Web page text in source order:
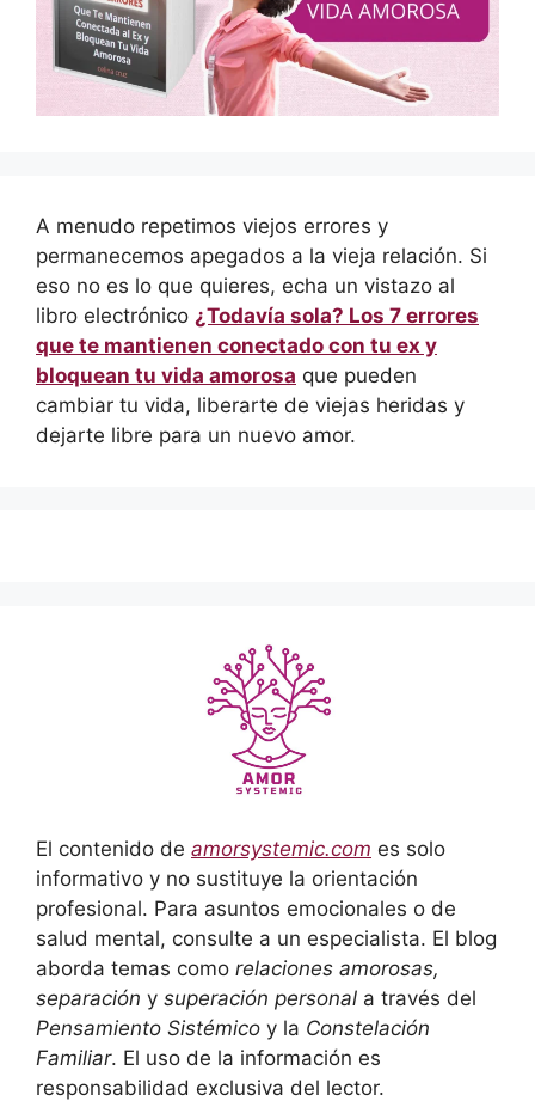
A menudo repetimos viejos errores y
permanecemos apegados a la vieja relación. Si
eso no es lo que quieres, echa un vistazo al
libro electrónico ¿Todavía sola? Los 7 errores
que te mantienen conectado con tu ex y
bloquean tu vida amorosa que pueden
cambiar tu vida, liberarte de viejas heridas y
dejarte libre para un nuevo amor.
El contenido de amorsystemic.com es solo
informativo y no sustituye la orientación
profesional. Para asuntos emocionales o de
salud mental, consulte a un especialista. El blog
aborda temas como relaciones amorosas,
separación y superación personal a través del
Pensamiento Sistémico y la Constelación
Familiar. El uso de la información es
responsabilidad exclusiva del lector.